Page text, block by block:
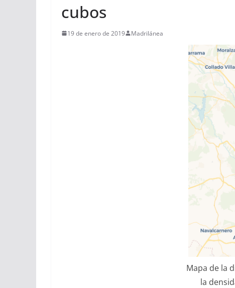
cubos
19 de enero de 2019 Madrilánea
Mapa de la
la